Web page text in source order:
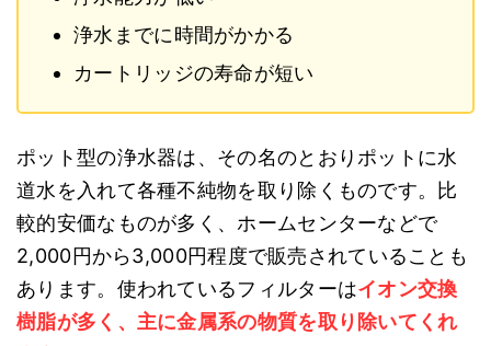
浄水までに時間がかかる
カートリッジの寿命が短い
ポット型の浄水器は、その名のとおりポットに水
道水を入れて各種不純物を取り除くものです。比
較的安価なものが多く、ホームセンターなどで
2,000円から3,000円程度で販売されていることも
あります。使われているフィルターはイオン交換
樹脂が多く、主に金属系の物質を取り除いてくれ